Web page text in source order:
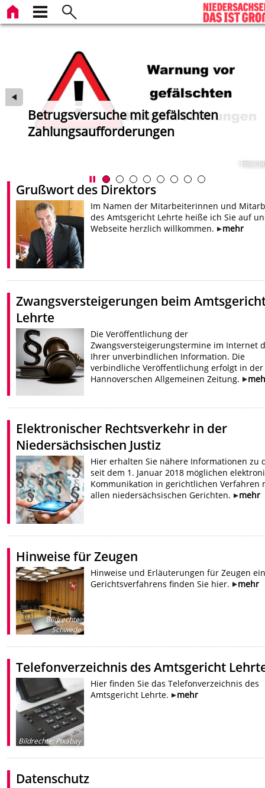
Betrugsversuche mit gefälschten
Zahlungsaufforderungen
Foto:
Grußwort des Direktors
Im Namen der Mitarbeiterinnen und
des Amtsgericht Lehrte heiße ich Sie auf
Webseite herzlich willkommen.
mehr
Zwangsversteigerungen beim
Lehrte
Die Veröffentlichung der
Zwangsversteigerungstermine im Internet
Ihrer unverbindlichen Information. Die
verbindliche Veröffentlichung erfolgt in der
Hannoverschen Allgemeinen Zeitung.
Elektronischer Rechtsverkehr in der
Niedersächsischen Justiz
Hier erhalten Sie nähere Informationen zu
seit dem 1. Januar 2018 möglichen
Kommunikation in gerichtlichen Verfahren
allen niedersächsischen Gerichten.
mehr
Hinweise für Zeugen
Bildrechte:
Schwede
Hinweise und Erläuterungen für Zeugen
Gerichtsverfahrens finden Sie hier.
mehr
Telefonverzeichnis des Amtsgericht
Bildrechte:Pixabay
Hier finden Sie das Telefonverzeichnis des
Amtsgericht Lehrte.
mehr
Datenschutz